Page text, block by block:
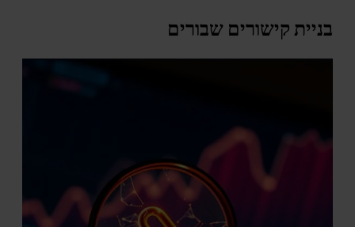
בניית קישורים שבורים